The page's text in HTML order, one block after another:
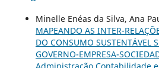
Minelle Enéas da Silva, Ana
MAPEANDO AS INTER-
DO CONSUMO SUSTENTÁVEL
GOVERNO-EMPRESA-